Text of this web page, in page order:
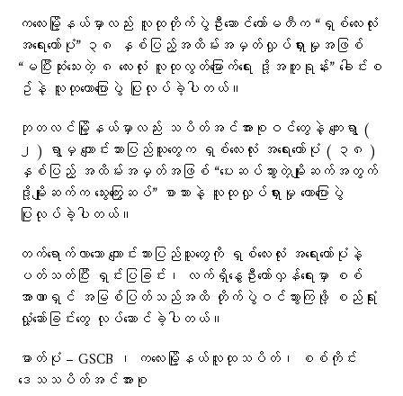
ကလေးမြို့နယ်မှာလည်း လူထုတိုက်ပွဲဦးဆောင်ကော်မတီက “ရှစ်လေးလုံး
အရေးတော်ပုံ” ၃၈ နှစ်ပြည့်အထိမ်းအမှတ်လှုပ်ရှားမှုအဖြစ်
“မပြီးဆုံးသေးတဲ့ ၈ လေးလုံး လူထုလွတ်မြောက်ရေး ဒို့အတူရုန်း” ခေါင်းစ
ဥ်နဲ့ လူထုဟောပြောပွဲ ပြုလုပ်ခဲ့ပါတယ်။
ဘုတလင်မြို့နယ်မှာလည်း သပိတ်အင်အားစုဝင်တွေနဲ့ ကျေးရွာ (
၂ ) ရွာမှ ကျောင်းသားပြည်သူတွေက ရှစ်လေးလုံး အရေးတော်ပုံ ( ၃၈ )
နှစ်ပြည့် အထိမ်းအမှတ်အဖြစ် “ပေးဆပ်သွားတဲ့မျိုးဆက်အတွက်
ဒို့မျိုးဆက်က သွေးကြွေးဆပ်” စာသားနဲ့ လူထုလှုပ်ရှားမှု ဟောပြောပွဲ
ပြုလုပ်ခဲ့ပါတယ်။
တက်ရောက်လာသော ကျောင်းသားပြည်သူတွေကို ရှစ်လေးလုံး အရေးတော်ပုံနဲ့
ပတ်သတ်ပြီး ရှင်းပြခြင်း၊ လက်ရှိနွေဦးတော်လှန်ရေးမှာ စစ်
အာဏာရှင် အမြစ်ပြတ်သည်အထိ တိုက်ပွဲဝင်သွားကြဖို့ စည်ရုံး
လှုံ့ဆော်ခြင်းတွေ လုပ်ဆောင်ခဲ့ပါတယ်။
ဓာတ်ပုံ – GSCB ၊ ကလေးမြို့နယ်လူထုသပိတ်၊ စစ်ကိုင်း
ဒေသသပိတ်အင်အားစု